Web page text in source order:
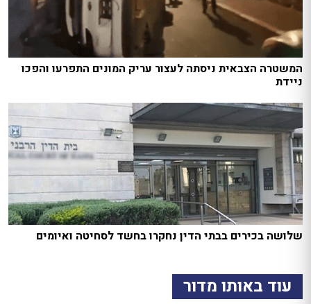
המשטרה הצבאית ניסתה לעצור עריק המונים התפרעו והפכו
ניידת
שלושה בכירים בבתי הדין נחקרו בחשד לסחיטה ואיומים
עוד באותו מדור